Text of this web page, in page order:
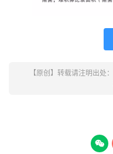
【原创】转载请注明出处：
